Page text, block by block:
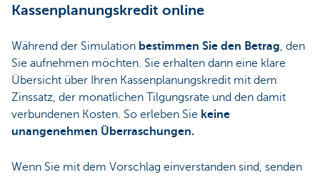
Kassenplanungskredit online
Während der Simulation bestimmen Sie den Betrag, den
Sie aufnehmen möchten. Sie erhalten dann eine klare
Übersicht über Ihren Kassenplanungskredit mit dem
Zinssatz, der monatlichen Tilgungsrate und den damit
verbundenen Kosten. So erleben Sie keine
unangenehmen Überraschungen.
Wenn Sie mit dem Vorschlag einverstanden sind, senden